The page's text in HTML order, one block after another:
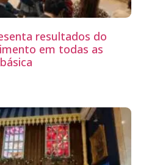
resultados do
em todas as